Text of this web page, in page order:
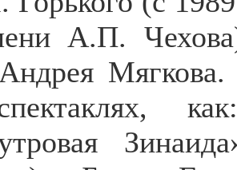
А.П.
Андрея